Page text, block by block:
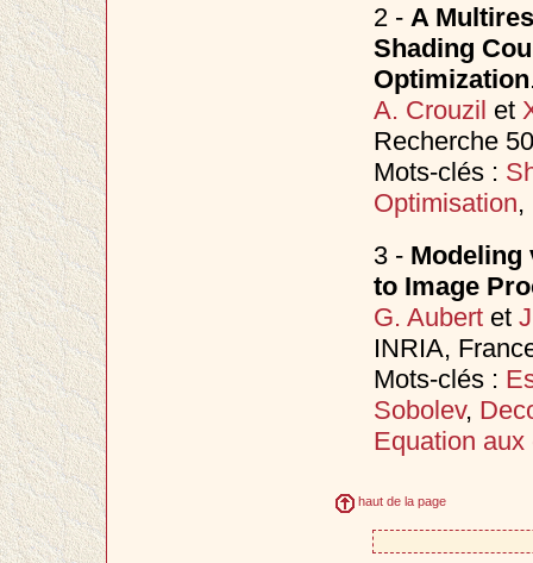
2 - A
Shading
Optimization
A. Crouzil et
Recherche
Mots-clés :
Optimisation,
3 - Modeling
to Image
G. Aubertet
INRIA,
Mots-clés :
Sobolev,
Equation
haut de la page